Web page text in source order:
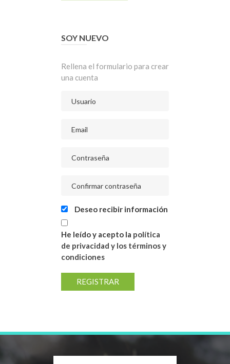
SOY NUEVO
Rellena el formulario para crear
una cuenta
Deseo recibir información
He leído y acepto la política
de privacidad y los términos y
condiciones
REGISTRAR